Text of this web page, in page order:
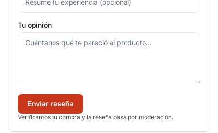
Tu opinión
Enviar reseña
Verificamos tu compra y la reseña pasa por moderación.